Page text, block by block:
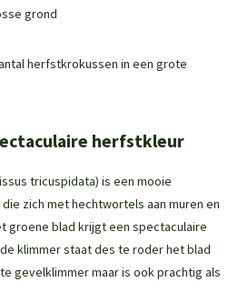
grond
herfstkrokussen in een grote
herfstkleur
tricuspidata) is een mooie
zich met hechtwortels aan muren en
groene blad krijgt een spectaculaire
klimmer staat des te roder het blad
gevelklimmer maar is ook prachtig als